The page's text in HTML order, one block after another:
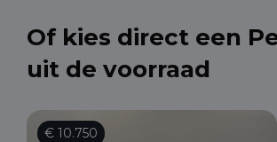
Of kies direct een
uit de voorraad
€ 10.750